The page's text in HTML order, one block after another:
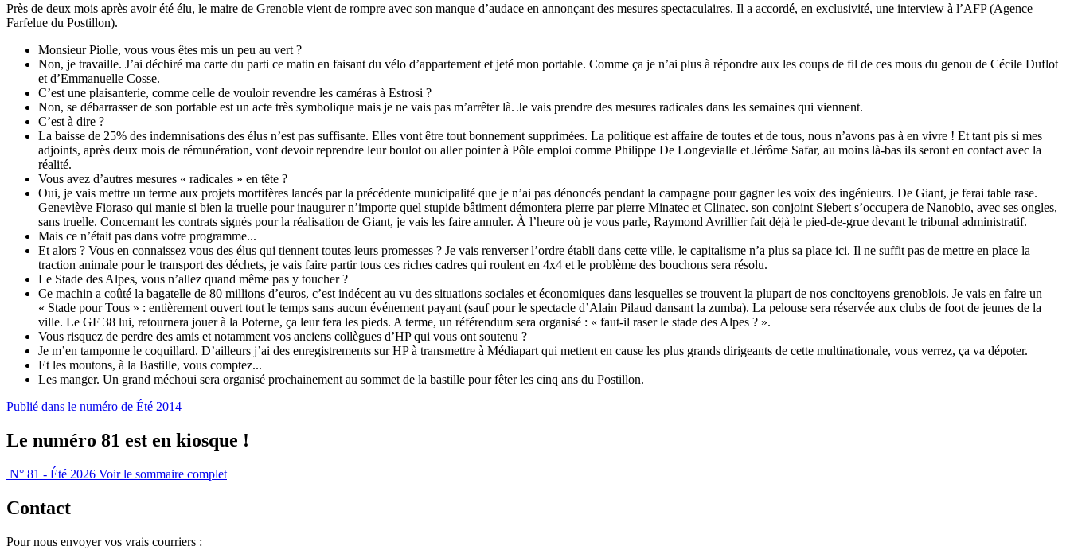
Près de deux mois après avoir été élu, le maire de Grenoble vient de rompre avec son manque d’audace en annonçant des mesures spectaculaires. Il a accordé, en exclusivité, une interview à l’AFP (Agence
Farfelue du Postillon).
Monsieur Piolle, vous vous êtes mis un peu au vert ?
Non, je travaille. J’ai déchiré ma carte du parti ce matin en faisant du vélo d’appartement et jeté mon portable. Comme ça je n’ai plus à répondre aux les coups de fil de ces mous du genou de Cécile Duflot
et d’Emmanuelle Cosse.
C’est une plaisanterie, comme celle de vouloir revendre les caméras à Estrosi ?
Non, se débarrasser de son portable est un acte très symbolique mais je ne vais pas m’arrêter là. Je vais prendre des mesures radicales dans les semaines qui viennent.
C’est à dire ?
La baisse de 25% des indemnisations des élus n’est pas suffisante. Elles vont être tout bonnement supprimées. La politique est affaire de toutes et de tous, nous n’avons pas à en vivre ! Et tant pis si mes
adjoints, après deux mois de rémunération, vont devoir reprendre leur boulot ou aller pointer à Pôle emploi comme Philippe De Longevialle et Jérôme Safar, au moins là-bas ils seront en contact avec la
réalité.
Vous avez d’autres mesures « radicales » en tête ?
Oui, je vais mettre un terme aux projets mortifères lancés par la précédente municipalité que je n’ai pas dénoncés pendant la campagne pour gagner les voix des ingénieurs. De Giant, je ferai table rase.
Geneviève Fioraso qui manie si bien la truelle pour inaugurer n’importe quel stupide bâtiment démontera pierre par pierre Minatec et Clinatec. son conjoint Siebert s’occupera de Nanobio, avec ses ongles,
sans truelle. Concernant les contrats signés pour la réalisation de Giant, je vais les faire annuler. À l’heure où je vous parle, Raymond Avrillier fait déjà le pied-de-grue devant le tribunal administratif.
Mais ce n’était pas dans votre programme...
Et alors ? Vous en connaissez vous des élus qui tiennent toutes leurs promesses ? Je vais renverser l’ordre établi dans cette ville, le capitalisme n’a plus sa place ici. Il ne suffit pas de mettre en place la
traction animale pour le transport des déchets, je vais faire partir tous ces riches cadres qui roulent en 4x4 et le problème des bouchons sera résolu.
Le Stade des Alpes, vous n’allez quand même pas y toucher ?
Ce machin a coûté la bagatelle de 80 millions d’euros, c’est indécent au vu des situations sociales et économiques dans lesquelles se trouvent la plupart de nos concitoyens grenoblois. Je vais en faire un
« Stade pour Tous » : entièrement ouvert tout le temps sans aucun événement payant (sauf pour le spectacle d’Alain Pilaud dansant la zumba). La pelouse sera réservée aux clubs de foot de jeunes de la
ville. Le GF 38 lui, retournera jouer à la Poterne, ça leur fera les pieds. A terme, un référendum sera organisé : « faut-il raser le stade des Alpes ? ».
Vous risquez de perdre des amis et notamment vos anciens collègues d’HP qui vous ont soutenu ?
Je m’en tamponne le coquillard. D’ailleurs j’ai des enregistrements sur HP à transmettre à Médiapart qui mettent en cause les plus grands dirigeants de cette multinationale, vous verrez, ça va dépoter.
Et les moutons, à la Bastille, vous comptez...
Les manger. Un grand méchoui sera organisé prochainement au sommet de la bastille pour fêter les cinq ans du Postillon.
Publié dans le numéro de Été 2014
Le numéro 81 est en kiosque !
N° 81 - Été 2026 Voir le sommaire complet
Contact
Pour nous envoyer vos vrais courriers :